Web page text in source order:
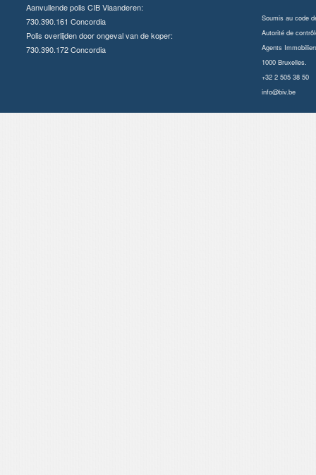
Aanvullende polis CIB Vlaanderen:
730.390.161 Concordia
Polis overlijden door ongeval van de koper:
730.390.172 Concordia
Soumis au code
Autorité de
Agents
1000 Bruxelles.
+32 2 505 38 50
info@biv.be